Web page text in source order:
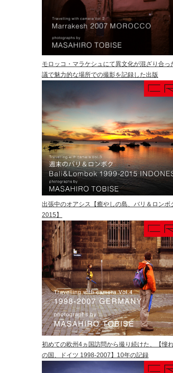
モロッコ・マラケシュにて異文化が混ざり合っ
議で魅力的な場所での撮影を記録した出版
出張中のオアシス【癒やしの島、バリ＆ロンボ
2015】
初めての欧州4ヵ国訪問から撮り続けた、【憧
の国、ドイツ 1998-2007】10年の記録